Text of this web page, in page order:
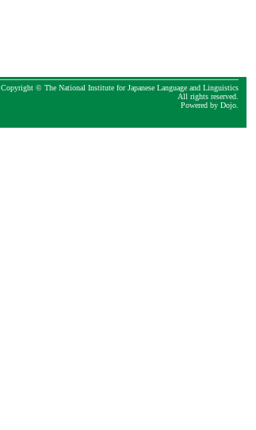
Copyright © The National Institute for Japanese Language and Linguistics
All rights reserved.
Powered by Dojo